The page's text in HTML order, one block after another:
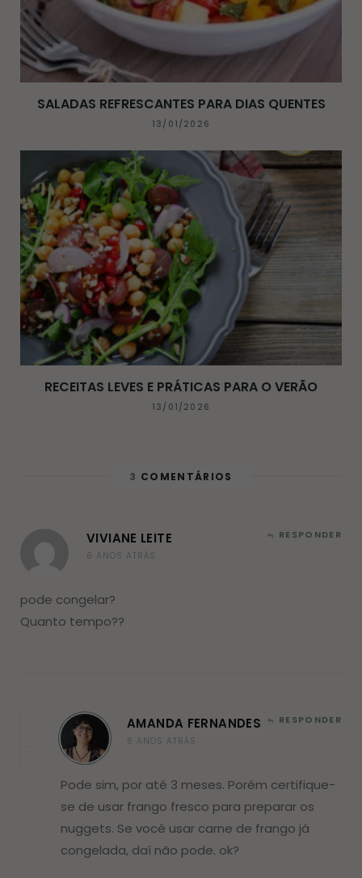
SALADAS REFRESCANTES PARA DIAS QUENTES
13/01/2026
RECEITAS LEVES E PRÁTICAS PARA O VERÃO
13/01/2026
3 COMENTÁRIOS
VIVIANE LEITE
6 ANOS ATRÁS
RESPONDER
pode congelar?
Quanto tempo??
AMANDA FERNANDES
6 ANOS ATRÁS
RESPONDER
Pode sim, por até 3 meses. Porém certifique-
se de usar frango fresco para preparar os
nuggets. Se você usar carne de frango já
congelada, daí não pode. ok?